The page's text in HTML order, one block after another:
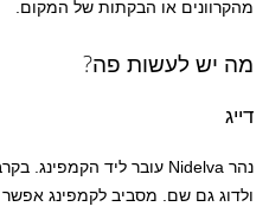
מהקרוונים או הבקתות של המקום.
מה יש לעשות פה?
דייג
ולדוג גם שם. מסביב לקמפינג אפשר